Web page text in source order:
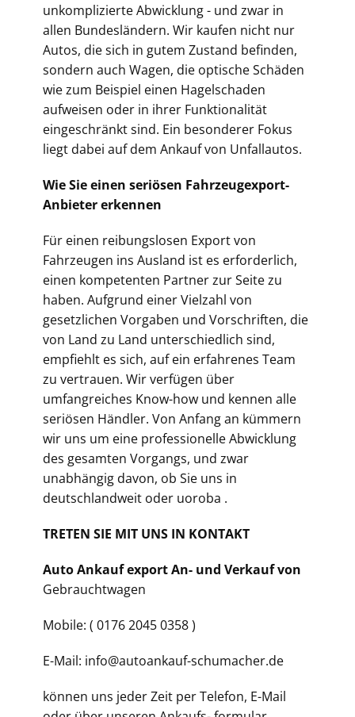
unkomplizierte Abwicklung - und zwar in
allen Bundesländern. Wir kaufen nicht nur
Autos, die sich in gutem Zustand befinden,
sondern auch Wagen, die optische Schäden
wie zum Beispiel einen Hagelschaden
aufweisen oder in ihrer Funktionalität
eingeschränkt sind. Ein besonderer Fokus
liegt dabei auf dem Ankauf von Unfallautos.
Wie Sie einen seriösen Fahrzeugexport-
Anbieter erkennen
Für einen reibungslosen Export von
Fahrzeugen ins Ausland ist es erforderlich,
einen kompetenten Partner zur Seite zu
haben. Aufgrund einer Vielzahl von
gesetzlichen Vorgaben und Vorschriften, die
von Land zu Land unterschiedlich sind,
empfiehlt es sich, auf ein erfahrenes Team
zu vertrauen. Wir verfügen über
umfangreiches Know-how und kennen alle
seriösen Händler. Von Anfang an kümmern
wir uns um eine professionelle Abwicklung
des gesamten Vorgangs, und zwar
unabhängig davon, ob Sie uns in
deutschlandweit oder uoroba .
TRETEN SIE MIT UNS IN KONTAKT
Auto Ankauf export An- und Verkauf von
Gebrauchtwagen
Mobile: ( 0176 2045 0358 )
E-Mail: info@autoankauf-schumacher.de
können uns jeder Zeit per Telefon, E-Mail